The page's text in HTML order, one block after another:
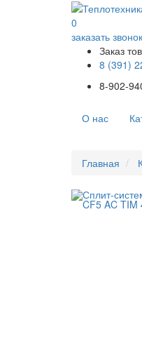
0
заказать звонок
Заказ
8 (391)
8-902-
О нас
Главная